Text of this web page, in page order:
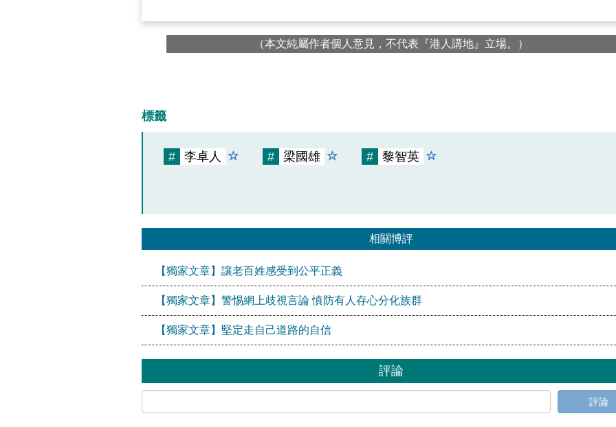
（本文純屬作者個人意見，不代表『港人講地』立場。）
標籤
# 李卓人 # 梁國雄 # 黎智英
相關博評
【獨家文章】讓老百姓感受到公平正義
【獨家文章】警惕網上歧視言論 慎防有人存心分化族群
【獨家文章】堅定走自己道路的自信
評論
評論